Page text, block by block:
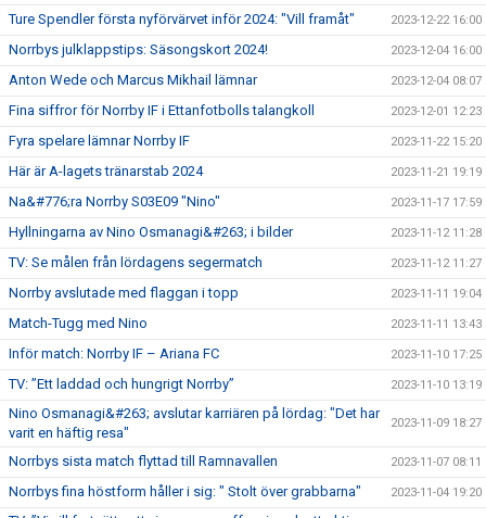
Ture Spendler första nyförvärvet inför 2024: "Vill framåt" 2023-12-22 16:00
Norrbys julklappstips: Säsongskort 2024! 2023-12-04 16:00
Anton Wede och Marcus Mikhail lämnar 2023-12-04 08:07
Fina siffror för Norrby IF i Ettanfotbolls talangkoll 2023-12-01 12:23
Fyra spelare lämnar Norrby IF 2023-11-22 15:20
Här är A-lagets tränarstab 2024 2023-11-21 19:19
Na&#776;ra Norrby S03E09 "Nino" 2023-11-17 17:59
Hyllningarna av Nino Osmanagi&#263; i bilder 2023-11-12 11:28
TV: Se målen från lördagens segermatch 2023-11-12 11:27
Norrby avslutade med flaggan i topp 2023-11-11 19:04
Match-Tugg med Nino 2023-11-11 13:43
Inför match: Norrby IF – Ariana FC 2023-11-10 17:25
TV: ”Ett laddad och hungrigt Norrby” 2023-11-10 13:19
Nino Osmanagi&#263; avslutar karriären på lördag: "Det har
varit en häftig resa"
2023-11-09 18:27
Norrbys sista match flyttad till Ramnavallen 2023-11-07 08:11
Norrbys fina höstform håller i sig: " Stolt över grabbarna" 2023-11-04 19:20